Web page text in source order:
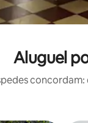
Aluguel